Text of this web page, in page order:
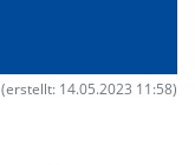
(erstellt: 14.05.2023 11:58)